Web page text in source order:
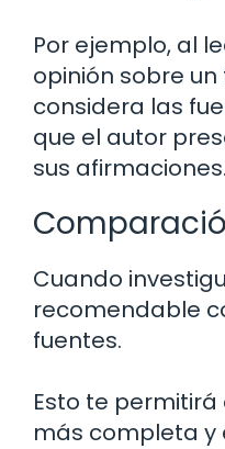
Por ejemplo, al
opinión sobre
considera las
que el autor
sus afirmaciones.
Cuando
recomendable
fuentes.
Esto te
más completa y